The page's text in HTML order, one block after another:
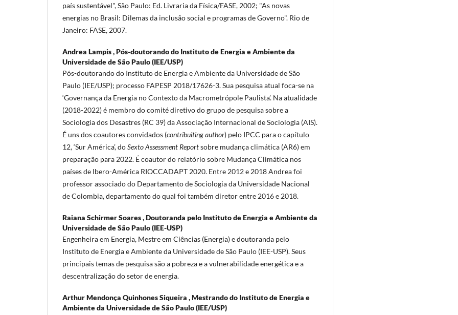
país sustentável", São Paulo: Ed. Livraria da Física/FASE, 2002; "As novas
energias no Brasil: Dilemas da inclusão social e programas de Governo". Rio de
Janeiro: FASE, 2007.
Andrea Lampis ,Pós-doutorando do Instituto de Energia e Ambiente da
Universidade de São Paulo (IEE/USP)
Pós-doutorando do Instituto de Energia e Ambiente da Universidade de São
Paulo (IEE/USP); processo FAPESP 2018/17626-3. Sua pesquisa atual foca-se na
‘Governança da Energia no Contexto da Macrometrópole Paulista’. Na atualidade
(2018-2022) é membro do comité diretivo do grupo de pesquisa sobre a
Sociologia dos Desastres (RC 39) da Associação Internacional de Sociologia (AIS).
É uns dos coautores convidados (contribuiting author) pelo IPCC para o capítulo
12, ‘Sur América’, doSextoAssessment Reportsobre mudança climática (AR6) em
preparação para 2022. É coautor do relatório sobre Mudança Climática nos
países de Ibero-América RIOCCADAPT 2020. Entre 2012 e 2018 Andrea foi
professor associado do Departamento de Sociologia da Universidade Nacional
de Colombia, departamento do qual foi também diretor entre 2016 e 2018.
Raiana Schirmer Soares ,Doutoranda pelo Instituto de Energia e Ambiente da
Universidade de São Paulo (IEE-USP)
Engenheira em Energia, Mestre em Ciências (Energia) e doutoranda pelo
Instituto de Energia e Ambiente da Universidade de São Paulo (IEE-USP). Seus
principais temas de pesquisa são a pobreza e a vulnerabilidade energética e a
descentralização do setor de energia.
Arthur Mendonça Quinhones Siqueira ,Mestrando do Instituto de Energia e
Ambiente da Universidade de São Paulo (IEE/USP)